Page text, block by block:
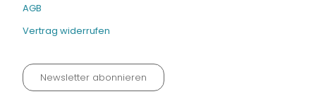
AGB
Vertrag widerrufen
Newsletter abonnieren